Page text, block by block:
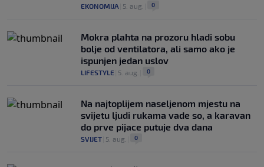
EKONOMIJA 5. aug. 0
Mokra plahta na prozoru hladi sobu
bolje od ventilatora, ali samo ako je
ispunjen jedan uslov
LIFESTYLE 5. aug. 0
Na najtoplijem naseljenom mjestu na
svijetu ljudi rukama vade so, a karavan
do prve pijace putuje dva dana
SVIJET 5. aug. 0